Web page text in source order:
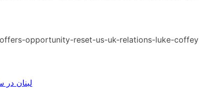
opportunity-reset-us-uk-relations-luke-coffey
لبنان در